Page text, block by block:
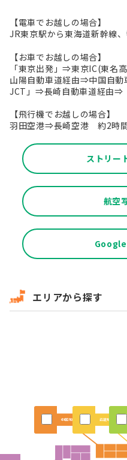
【電車でお越しの場合】
JR東京駅から東海道新幹線
【お車でお越しの場合】
「東京出発」⇒東京IC(東
山陽自動車道経由⇒中国自
JCT」⇒長崎自動車道経由
【飛行機でお越しの場合】
羽田空港⇒長崎空港 約2時
ストリー
航空
エリアから探す
中国地方 近畿地方